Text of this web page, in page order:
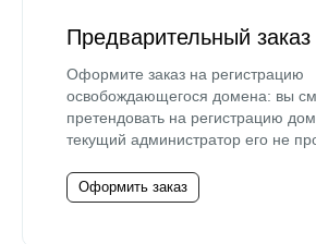
Предварительный заказ
Оформите заказ на регистрацию
освобождающегося домена: вы
претендовать на регистрацию
текущий администратор его не
Оформить заказ